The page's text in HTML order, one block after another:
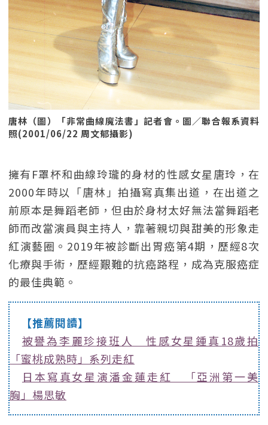
唐林（圖）「非常曲線魔法書」記者會。圖／聯合報系資料
照(2001/06/22 周文郁攝影)
擁有F罩杯和曲線玲瓏的身材的性感女星唐玲，在
2000年時以「唐林」拍攝寫真集出道，在出道之
前原本是舞蹈老師，但由於身材太好無法當舞蹈老
師而改當演員與主持人，靠著親切與甜美的形象走
紅演藝圈。2019年被診斷出胃癌第4期，歷經8次
化療與手術，歷經艱難的抗癌路程，成為克服癌症
的最佳典範。
【推薦閱讀】
被譽為李麗珍接班人 性感女星鍾真18歲拍
「蜜桃成熟時」系列走紅
日本寫真女星演潘金蓮走紅 「亞洲第一美
胸」楊思敏